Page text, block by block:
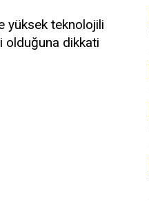
yüksek teknolojili
olduğuna dikkati